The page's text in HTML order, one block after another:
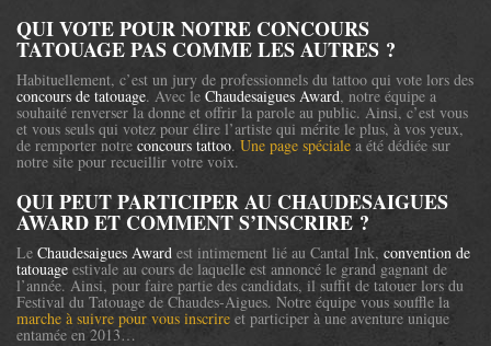
QUI VOTE POUR NOTRE CONCOURS
TATOUAGE PAS COMME LES AUTRES ?
Habituellement, c’est un jury de professionnels du tattoo qui vote lors des
concours de tatouage. Avec le Chaudesaigues Award, notre équipe a
souhaité renverser la donne et offrir la parole au public. Ainsi, c’est vous
et vous seuls qui votez pour élire l’artiste qui mérite le plus, à vos yeux,
de remporter notre concours tattoo. Une page spéciale a été dédiée sur
notre site pour recueillir votre voix.
QUI PEUT PARTICIPER AU CHAUDESAIGUES
AWARD ET COMMENT S’INSCRIRE ?
Le Chaudesaigues Award est intimement lié au Cantal Ink, convention de
tatouage estivale au cours de laquelle est annoncé le grand gagnant de
l’année. Ainsi, pour faire partie des candidats, il suffit de tatouer lors du
Festival du Tatouage de Chaudes-Aigues. Notre équipe vous souffle la
marche à suivre pour vous inscrire et participer à une aventure unique
entamée en 2013…